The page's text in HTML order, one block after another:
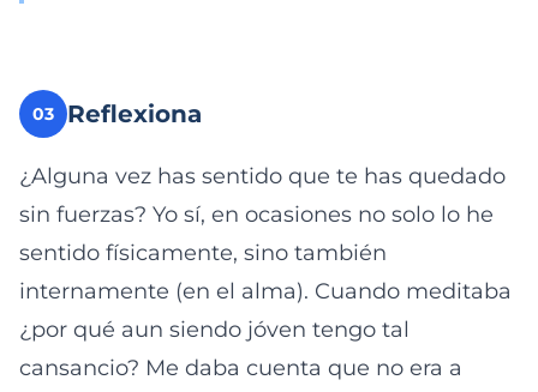
03 Reflexiona
¿Alguna vez has sentido que te has quedado
sin fuerzas? Yo sí, en ocasiones no solo lo he
sentido físicamente, sino también
internamente (en el alma). Cuando meditaba
¿por qué aun siendo jóven tengo tal
cansancio? Me daba cuenta que no era a